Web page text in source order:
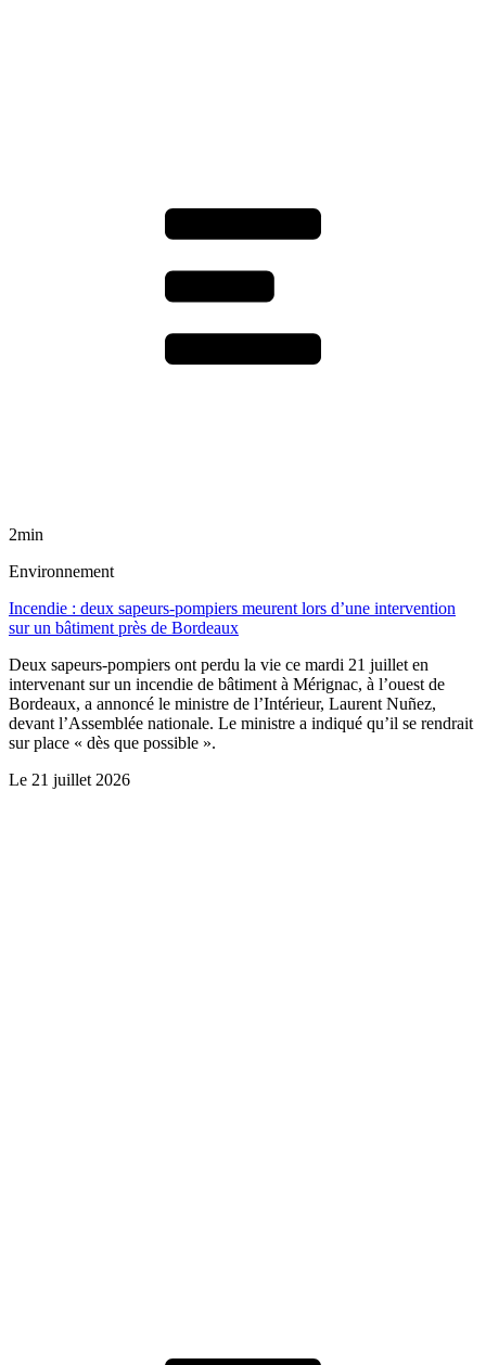
2min
Environnement
Incendie : deux sapeurs-pompiers meurent lors d’une intervention
sur un bâtiment près de Bordeaux
Deux sapeurs-pompiers ont perdu la vie ce mardi 21 juillet en
intervenant sur un incendie de bâtiment à Mérignac, à l’ouest de
Bordeaux, a annoncé le ministre de l’Intérieur, Laurent Nuñez,
devant l’Assemblée nationale. Le ministre a indiqué qu’il se rendrait
sur place « dès que possible ».
Le 21 juillet 2026